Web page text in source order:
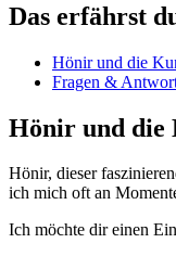
Das ⁤erfährst
Hönir‍ und die
Fragen &‍
Hönir und ‍die
Hönir, ⁤dieser
ich ⁣mich oft an
Ich möchte ⁤dir einen